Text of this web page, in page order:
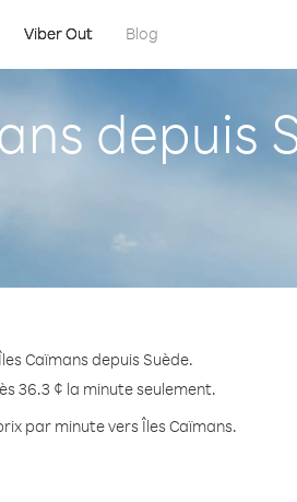
Viber Out Blog
depuis
Caïmans depuis Suède.
36.3 ¢ la minute seulement.
par minute vers Îles Caïmans.